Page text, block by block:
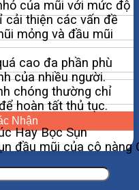
Nhận
của mũi với mức độ
cải thiện các vấn đề
mỏng và đầu mũi
cao đa phần phù
của nhiều người.
chóng thường chỉ
hoàn tất thủ tục.
đầu mũi của cô nàng